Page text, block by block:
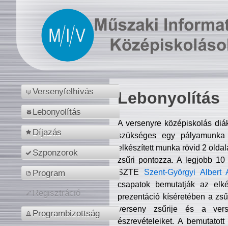
Versenyfelhívás
Lebonyolítás
Díjazás
Szponzorok
Program
Regisztráció
Programbizottság
Lebonyolítás
A versenyre középiskolás
szükséges egy
elkészített munka rövid 2
zsűri pontozza. A legjobb
SZTE Szent-Györgyi Albert
csapatok bemutatják az
prezentáció kíséretében a
verseny zsűrije és a
észrevételeiket. A